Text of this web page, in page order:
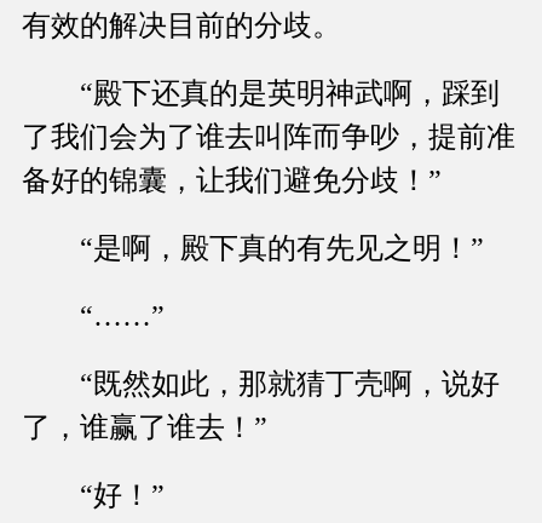
有效的解决目前的分歧。
“殿下还真的是英明神武啊，踩到
了我们会为了谁去叫阵而争吵，提前准
备好的锦囊，让我们避免分歧！”
“是啊，殿下真的有先见之明！”
“……”
“既然如此，那就猜丁壳啊，说好
了，谁赢了谁去！”
“好！”